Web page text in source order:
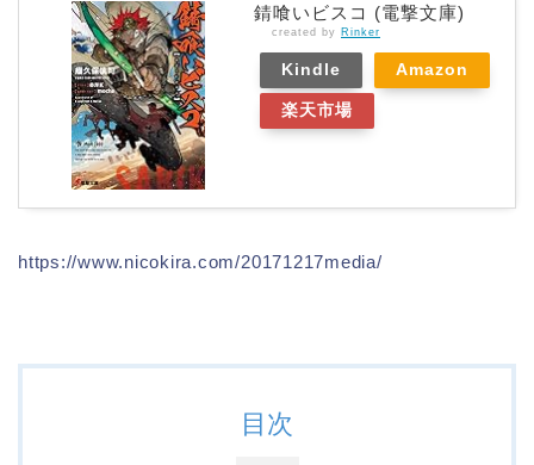
錆喰いビスコ (電撃文庫)
created by Rinker
Kindle Amazon
楽天市場
https://www.nicokira.com/20171217media/
目次